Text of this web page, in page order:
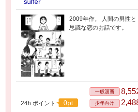
sulfer
2009年作。 人間の男性
思議な恋のお話です。
24h.ポイント 0pt
一般漫画
少年向け